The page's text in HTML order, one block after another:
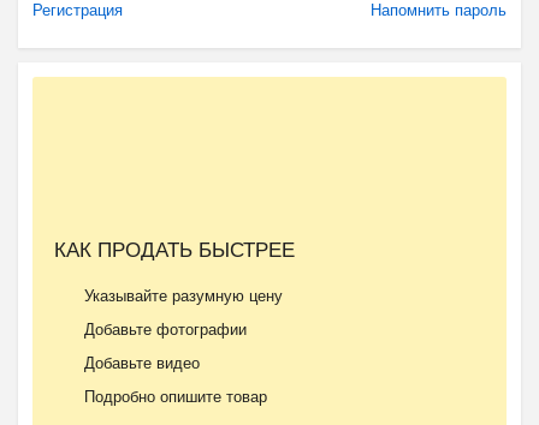
Регистрация Напомнить пароль
КАК ПРОДАТЬ БЫСТРЕЕ
Указывайте разумную цену
Добавьте фотографии
Добавьте видео
Подробно опишите товар